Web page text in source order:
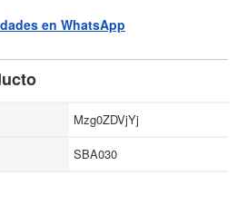
en WhatsApp
Mzg0ZDVjYj
SBA030